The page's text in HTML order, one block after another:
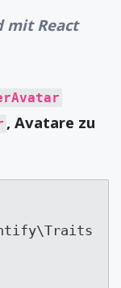
mit React
, Avatare zu